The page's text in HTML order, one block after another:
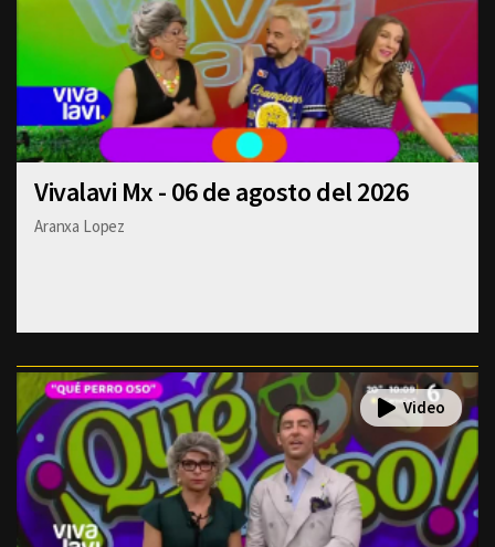
Vivalavi Mx - 06 de agosto del 2026
Aranxa Lopez